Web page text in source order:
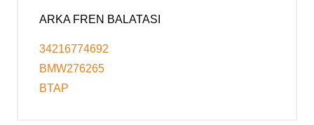
ARKA FREN BALATASI
34216774692
BMW276265
BTAP